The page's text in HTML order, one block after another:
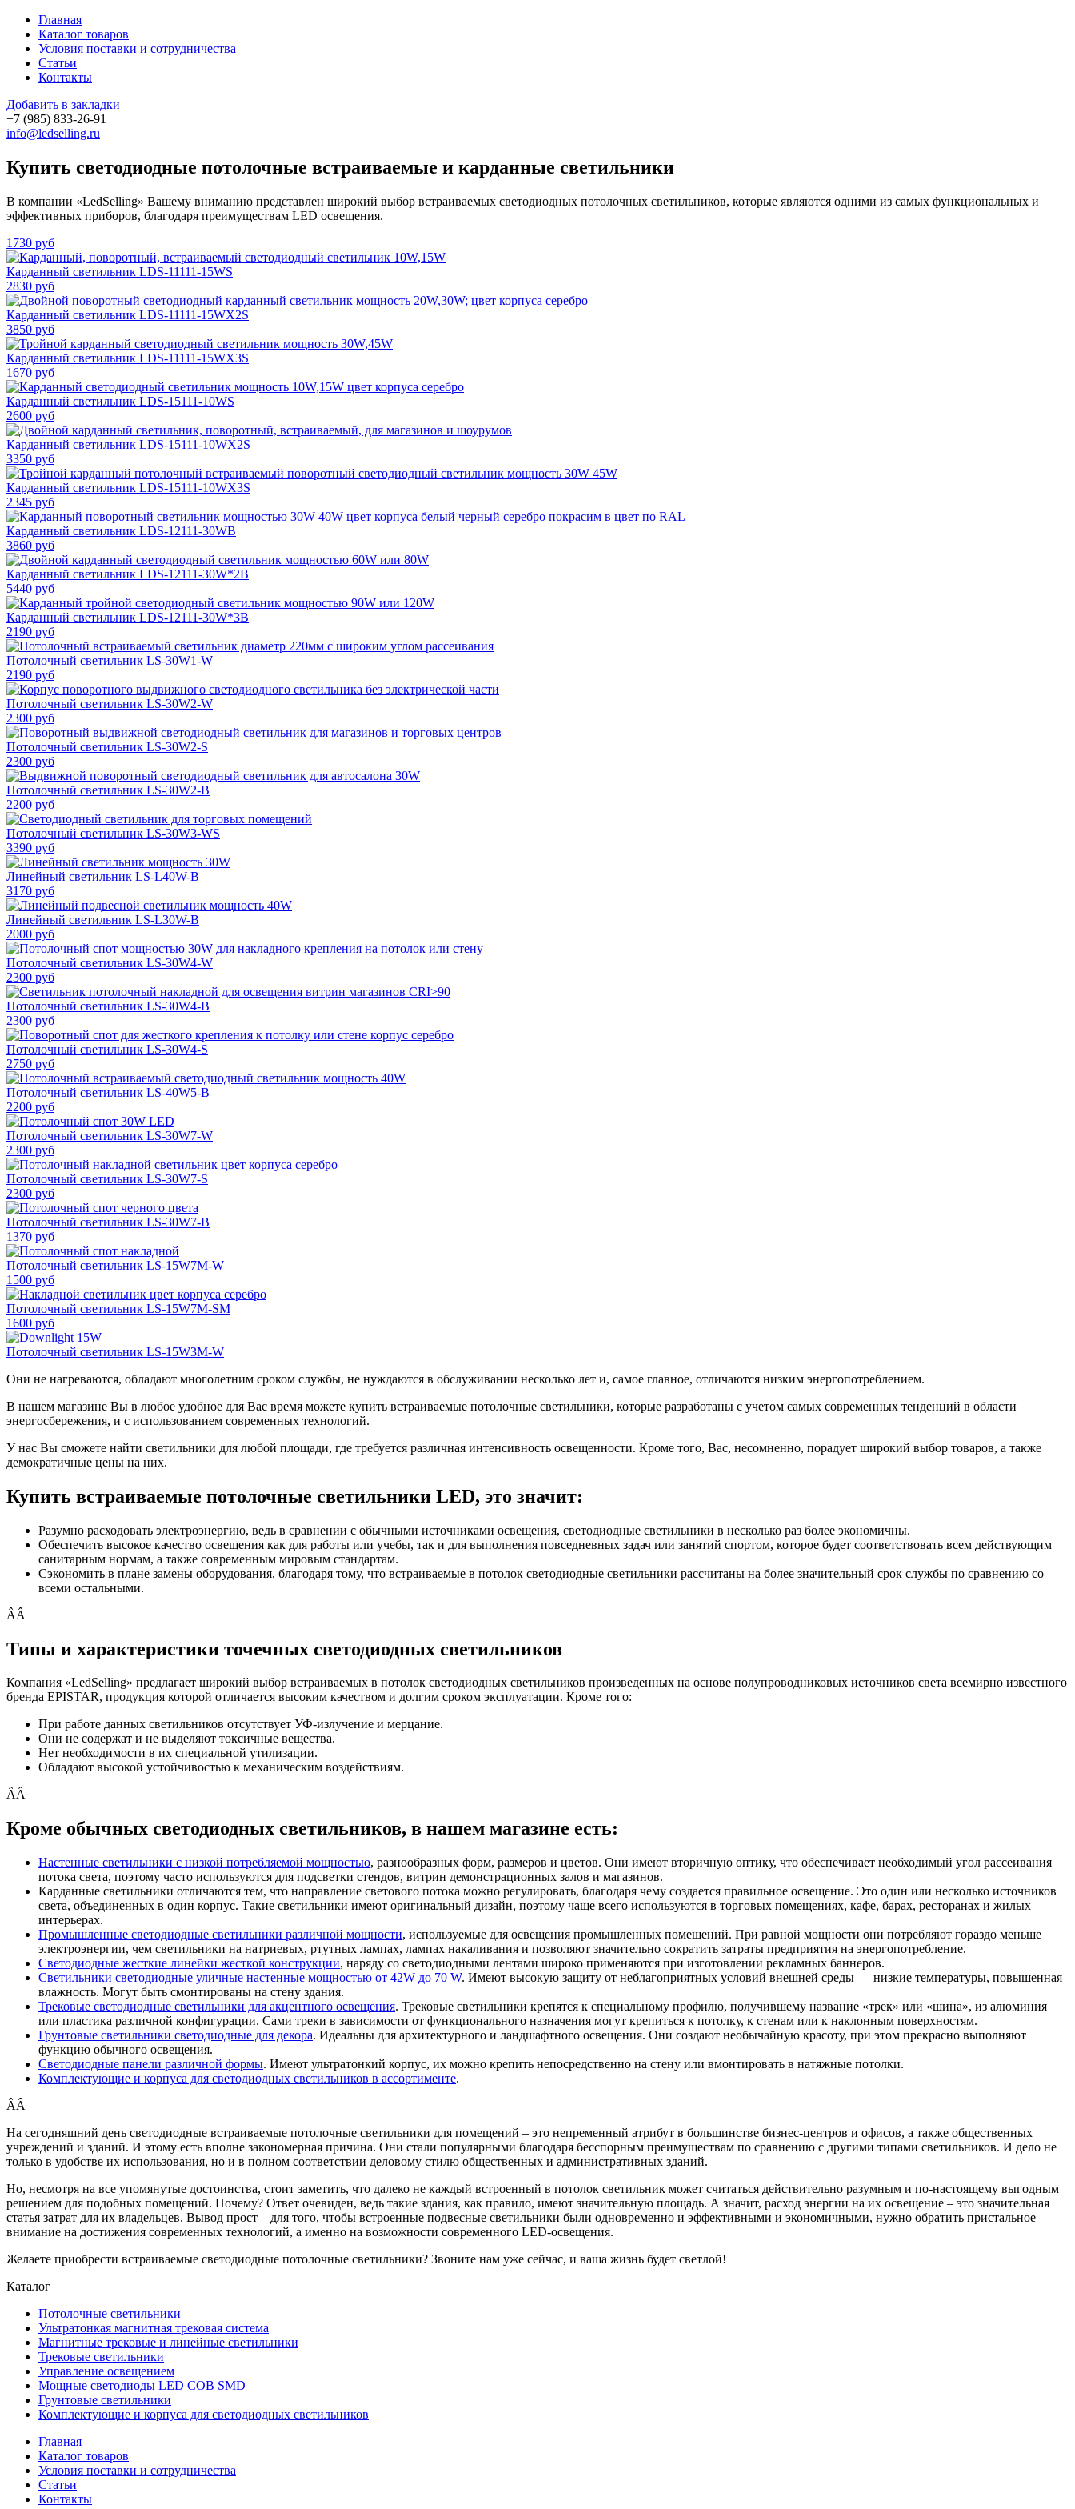
Главная
Каталог товаров
Условия поставки и сотрудничества
Статьи
Контакты
Добавить в закладки
+7 (985) 833-26-91
info@ledselling.ru
Купить светодиодные потолочные встраиваемые и карданные светильники
В компании «LedSelling» Вашему вниманию представлен широкий выбор встраиваемых светодиодных потолочных светильников, которые являются одними из самых функциональных и
эффективных приборов, благодаря преимуществам LED освещения.
1730 руб
Карданный светильник LDS-11111-15WS
2830 руб
Карданный светильник LDS-11111-15WX2S
3850 руб
Карданный светильник LDS-11111-15WX3S
1670 руб
Карданный светильник LDS-15111-10WS
2600 руб
Карданный светильник LDS-15111-10WX2S
3350 руб
Карданный светильник LDS-15111-10WX3S
2345 руб
Карданный светильник LDS-12111-30WB
3860 руб
Карданный светильник LDS-12111-30W*2B
5440 руб
Карданный светильник LDS-12111-30W*3B
2190 руб
Потолочный светильник LS-30W1-W
2190 руб
Потолочный светильник LS-30W2-W
2300 руб
Потолочный светильник LS-30W2-S
2300 руб
Потолочный светильник LS-30W2-B
2200 руб
Потолочный светильник LS-30W3-WS
3390 руб
Линейный светильник LS-L40W-B
3170 руб
Линейный светильник LS-L30W-B
2000 руб
Потолочный светильник LS-30W4-W
2300 руб
Потолочный светильник LS-30W4-B
2300 руб
Потолочный светильник LS-30W4-S
2750 руб
Потолочный светильник LS-40W5-B
2200 руб
Потолочный светильник LS-30W7-W
2300 руб
Потолочный светильник LS-30W7-S
2300 руб
Потолочный светильник LS-30W7-B
1370 руб
Потолочный светильник LS-15W7M-W
1500 руб
Потолочный светильник LS-15W7M-SM
1600 руб
Потолочный светильник LS-15W3M-W
Они не нагреваются, обладают многолетним сроком службы, не нуждаются в обслуживании несколько лет и, самое главное, отличаются низким энергопотреблением.
В нашем магазине Вы в любое удобное для Вас время можете купить встраиваемые потолочные светильники, которые разработаны с учетом самых современных тенденций в области
энергосбережения, и с использованием современных технологий.
У нас Вы сможете найти светильники для любой площади, где требуется различная интенсивность освещенности. Кроме того, Вас, несомненно, порадует широкий выбор товаров, а также
демократичные цены на них.
Купить встраиваемые потолочные светильники LED, это значит:
Разумно расходовать электроэнергию, ведь в сравнении с обычными источниками освещения, светодиодные светильники в несколько раз более экономичны.
Обеспечить высокое качество освещения как для работы или учебы, так и для выполнения повседневных задач или занятий спортом, которое будет соответствовать всем действующим
санитарным нормам, а также современным мировым стандартам.
Сэкономить в плане замены оборудования, благодаря тому, что встраиваемые в потолок светодиодные светильники рассчитаны на более значительный срок службы по сравнению со
всеми остальными.
ÂÂ
Типы и характеристики точечных светодиодных светильников
Компания «LedSelling» предлагает широкий выбор встраиваемых в потолок светодиодных светильников произведенных на основе полупроводниковых источников света всемирно известного
бренда EPISTAR, продукция которой отличается высоким качеством и долгим сроком эксплуатации. Кроме того:
При работе данных светильников отсутствует УФ-излучение и мерцание.
Они не содержат и не выделяют токсичные вещества.
Нет необходимости в их специальной утилизации.
Обладают высокой устойчивостью к механическим воздействиям.
ÂÂ
Кроме обычных светодиодных светильников, в нашем магазине есть:
Настенные светильники с низкой потребляемой мощностью, разнообразных форм, размеров и цветов. Они имеют вторичную оптику, что обеспечивает необходимый угол рассеивания
потока света, поэтому часто используются для подсветки стендов, витрин демонстрационных залов и магазинов.
Карданные светильники отличаются тем, что направление светового потока можно регулировать, благодаря чему создается правильное освещение. Это один или несколько источников
света, объединенных в один корпус. Такие светильники имеют оригинальный дизайн, поэтому чаще всего используются в торговых помещениях, кафе, барах, ресторанах и жилых
интерьерах.
Промышленные светодиодные светильники различной мощности, используемые для освещения промышленных помещений. При равной мощности они потребляют гораздо меньше
электроэнергии, чем светильники на натриевых, ртутных лампах, лампах накаливания и позволяют значительно сократить затраты предприятия на энергопотребление.
Светодиодные жесткие линейки жесткой конструкции, наряду со светодиодными лентами широко применяются при изготовлении рекламных баннеров.
Светильники светодиодные уличные настенные мощностью от 42W до 70 W. Имеют высокую защиту от неблагоприятных условий внешней среды — низкие температуры, повышенная
влажность. Могут быть смонтированы на стену здания.
Трековые светодиодные светильники для акцентного освещения. Трековые светильники крепятся к специальному профилю, получившему название «трек» или «шина», из алюминия
или пластика различной конфигурации. Сами треки в зависимости от функционального назначения могут крепиться к потолку, к стенам или к наклонным поверхностям.
Грунтовые светильники светодиодные для декора. Идеальны для архитектурного и ландшафтного освещения. Они создают необычайную красоту, при этом прекрасно выполняют
функцию обычного освещения.
Светодиодные панели различной формы. Имеют ультратонкий корпус, их можно крепить непосредственно на стену или вмонтировать в натяжные потолки.
Комплектующие и корпуса для светодиодных светильников в ассортименте.
ÂÂ
На сегодняшний день светодиодные встраиваемые потолочные светильники для помещений – это непременный атрибут в большинстве бизнес-центров и офисов, а также общественных
учреждений и зданий. И этому есть вполне закономерная причина. Они стали популярными благодаря бесспорным преимуществам по сравнению с другими типами светильников. И дело не
только в удобстве их использования, но и в полном соответствии деловому стилю общественных и административных зданий.
Но, несмотря на все упомянутые достоинства, стоит заметить, что далеко не каждый встроенный в потолок светильник может считаться действительно разумным и по-настоящему выгодным
решением для подобных помещений. Почему? Ответ очевиден, ведь такие здания, как правило, имеют значительную площадь. А значит, расход энергии на их освещение – это значительная
статья затрат для их владельцев. Вывод прост – для того, чтобы встроенные подвесные светильники были одновременно и эффективными и экономичными, нужно обратить пристальное
внимание на достижения современных технологий, а именно на возможности современного LED-освещения.
Желаете приобрести встраиваемые светодиодные потолочные светильники? Звоните нам уже сейчас, и ваша жизнь будет светлой!
Каталог
Потолочные светильники
Ультратонкая магнитная трековая система
Магнитные трековые и линейные светильники
Трековые светильники
Управление освещением
Мощные светодиоды LED COB SMD
Грунтовые светильники
Комплектующие и корпуса для светодиодных светильников
Главная
Каталог товаров
Условия поставки и сотрудничества
Статьи
Контакты